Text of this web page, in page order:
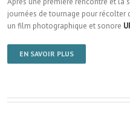
journées de tournage pour récolter
un film photographique et sonore
EN SAVOIR PLUS